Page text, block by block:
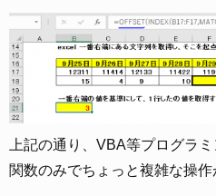
上記の通り、VBA等プログラ
関数のみでちょっと複雑な操作